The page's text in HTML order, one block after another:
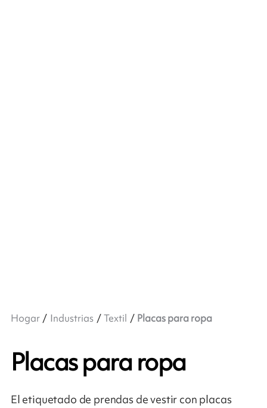
Hogar Industrias Textil Placas para ropa
Placas para ropa
El etiquetado de prendas de vestir con placas